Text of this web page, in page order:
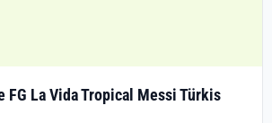
FG La Vida Tropical Messi Türkis